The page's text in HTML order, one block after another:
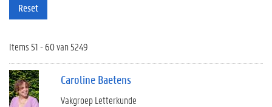
Reset
Items 51 - 60 van 5249
Caroline Baetens
Vakgroep Letterkunde